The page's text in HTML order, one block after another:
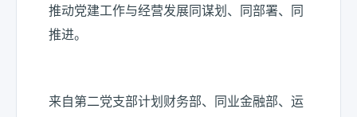
推动党建工作与经营发展同谋划、同部署、同
推进。
来自第二党支部计划财务部、同业金融部、运